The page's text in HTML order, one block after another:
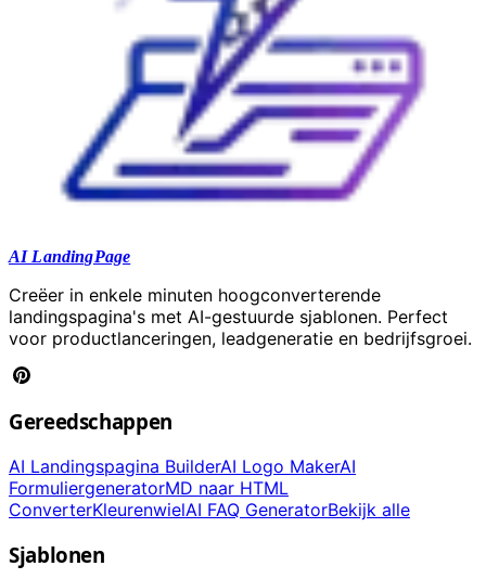
AI LandingPage
Creëer in enkele minuten hoogconverterende
landingspagina's met AI-gestuurde sjablonen. Perfect
voor productlanceringen, leadgeneratie en bedrijfsgroei.
Gereedschappen
AI Landingspagina BuilderAI Logo MakerAI
FormuliergeneratorMD naar HTML
ConverterKleurenwielAI FAQ GeneratorBekijk alle
Sjablonen